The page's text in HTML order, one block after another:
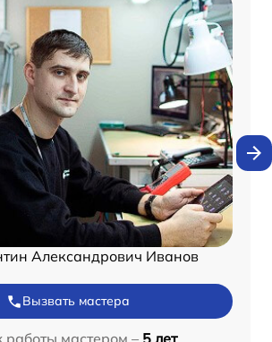
Александрович Иванов
Вызвать мастера